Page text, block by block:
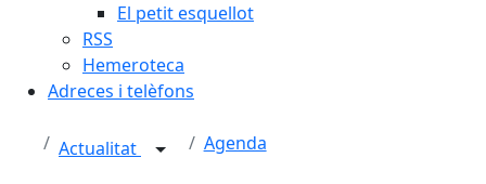
El petit esquellot
RSS
Hemeroteca
Adreces i telèfons
Actualitat Agenda